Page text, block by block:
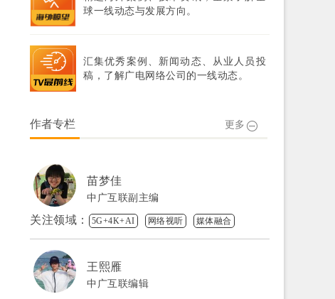
球一线动态与发展方向。
汇集优秀案例、新闻动态、从业人员投
稿，了解广电网络公司的一线动态。
作者专栏 更多
苗梦佳
中广互联副主编
关注领域： 5G+4K+AI 网络视听 媒体融合
王熙雁
中广互联编辑